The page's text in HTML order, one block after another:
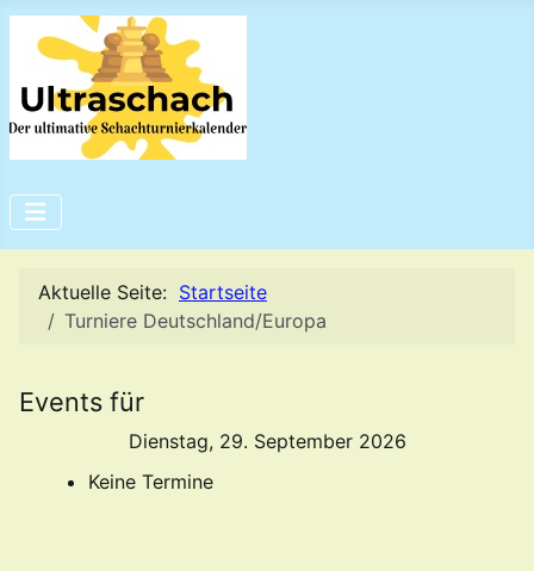
Aktuelle Seite: Startseite
Turniere Deutschland/Europa
Events für
Dienstag, 29. September 2026
Keine Termine